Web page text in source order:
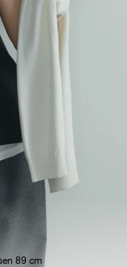
89 cm